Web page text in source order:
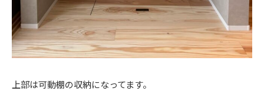
上部は可動棚の収納になってます。